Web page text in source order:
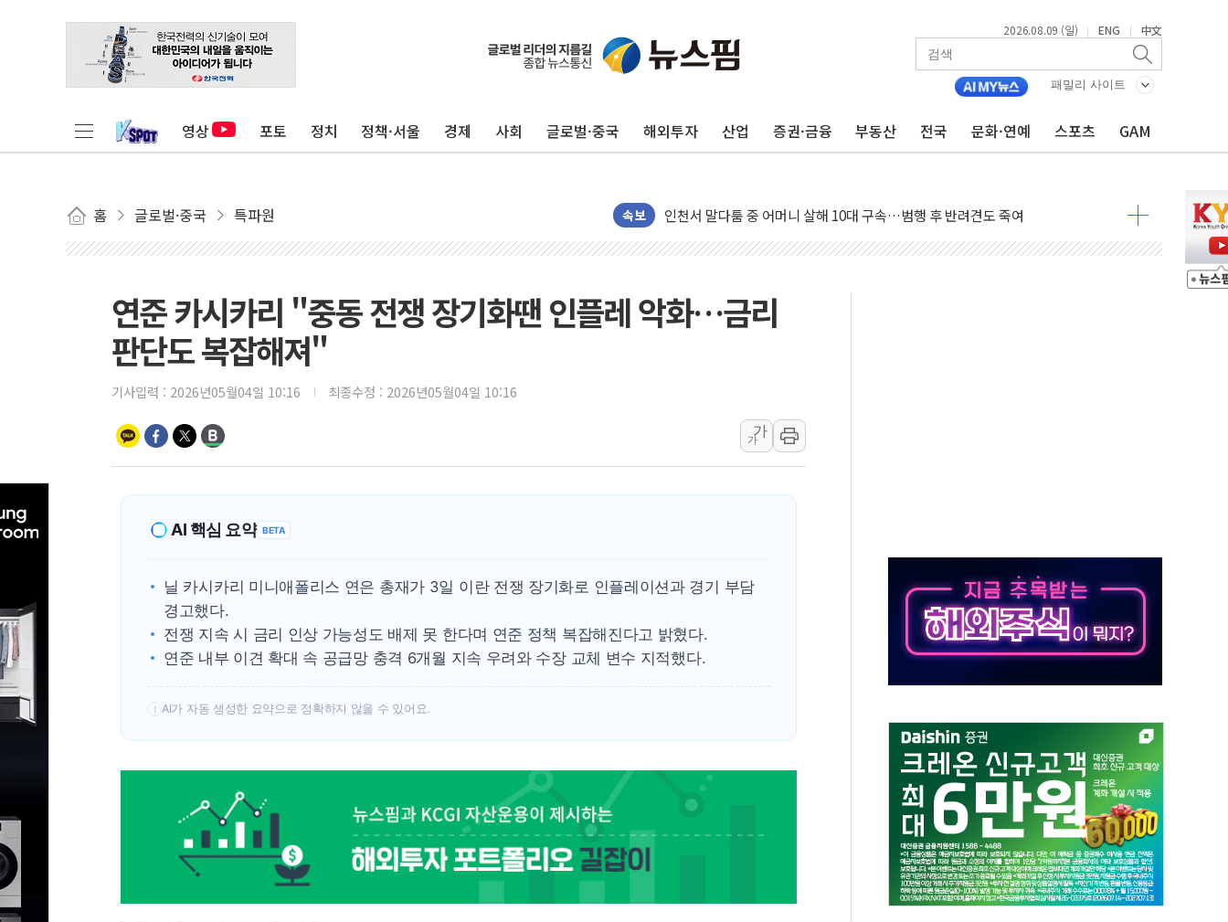
2026.08.09 (일) | ENG | 中文
패밀리 사이트
영상 포토 정치 정책·서울 경제 사회 글로벌·중국 해외투자 산업 증권·금융 부동산 전국 문화·연예 스포츠 GAM
홈 글로벌·중국 특파원 속보
125mm 폭우 쏟아진 울진...'두천~하당'·'올미골교' 차량 통행 선제 제한
평택 진위면 공장서 질식사고 발생…작업자 1명 숨져
상주 낙동강 선착장 하류서 50대 숨진 채 발견...경찰, 조사 중
[종합] 김민석, 정청래에 누적 1.48%p 차 선두 유지...金 46.01% vs 鄭 44.53%
인천서 말다툼 중 어머니 살해 10대 구속…범행 후 반려견도 죽여
김민석, 강원·대구·경북 경선서 정청래에 승리…金 48.54% vs 鄭 44.40%
[속보] 민주, 경북 경선 결과 발표...김민석 47.37% 정청래 45.71% 송영길 6.92%
[속보] 민주, 대구 경선 결과 발표...정청래 47.82% 김민석 46.35% 송영길 5.83%
하나금융, 명동 소상공인에 '행복상자' 전달
인천시 광복절 현수막 '태극기 거꾸로' 논란…이틀만에 철거
'호우·산사태 주의보' 울진 시간당 30mm 강한 비...호우 피해 없어
연준 카시카리 "중동 전쟁 장기화땐 인플레 악화…금리
판단도 복잡해져"
기사입력 : 2026년05월04일 10:16 최종수정 : 2026년05월04일 10:16
가
가
AI 핵심 요약 BETA
닐 카시카리 미니애폴리스 연은 총재가 3일 이란 전쟁 장기화로 인플레이션과 경기 부담
경고했다.
전쟁 지속 시 금리 인상 가능성도 배제 못 한다며 연준 정책 복잡해진다고 밝혔다.
연준 내부 이견 확대 속 공급망 충격 6개월 지속 우려와 수장 교체 변수 지적했다.
! AI가 자동 생성한 요약으로 정확하지 않을 수 있어요.